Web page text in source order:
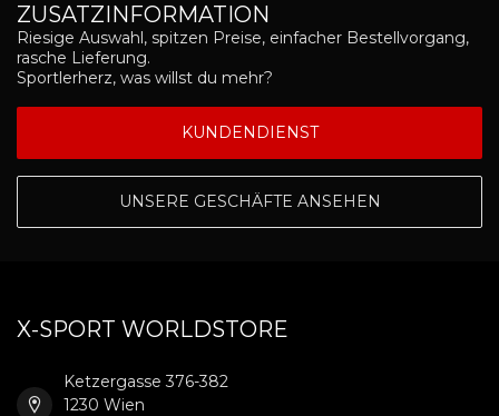
ZUSATZINFORMATION
Riesige Auswahl, spitzen Preise, einfacher Bestellvorgang,
rasche Lieferung.
Sportlerherz, was willst du mehr?
KUNDENDIENST
UNSERE GESCHÄFTE ANSEHEN
X-SPORT WORLDSTORE
Ketzergasse 376-382
1230 Wien